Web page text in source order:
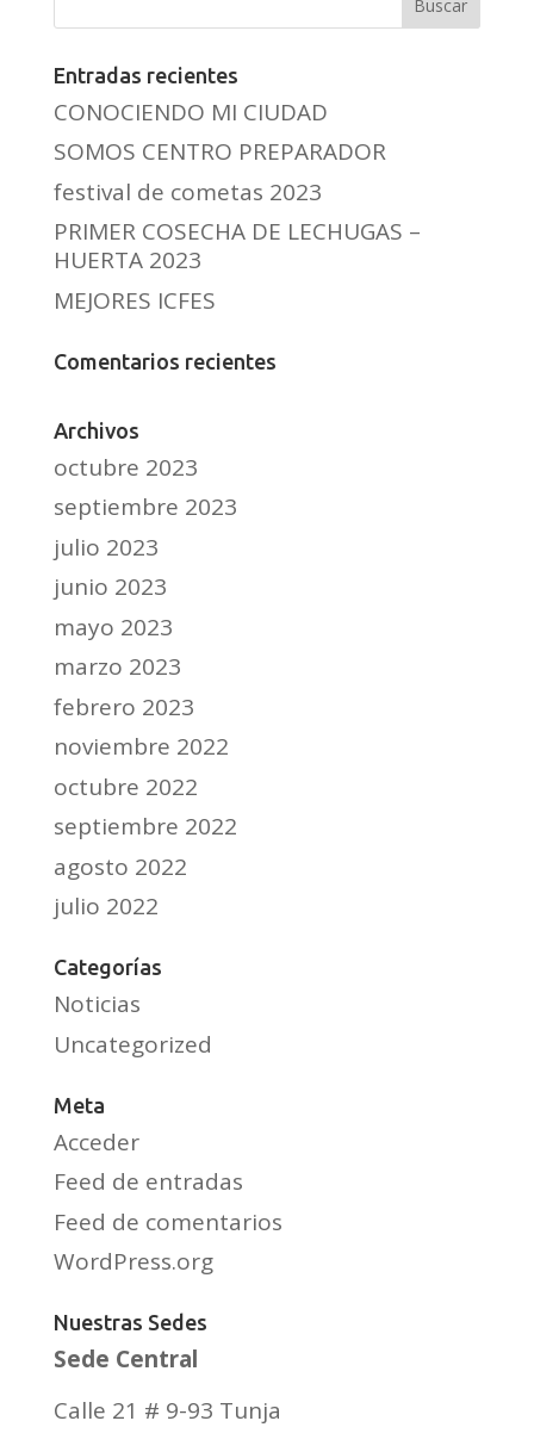
Entradas recientes
CONOCIENDO MI CIUDAD
SOMOS CENTRO PREPARADOR
festival de cometas 2023
PRIMER COSECHA DE LECHUGAS –
HUERTA 2023
MEJORES ICFES
Comentarios recientes
Archivos
octubre 2023
septiembre 2023
julio 2023
junio 2023
mayo 2023
marzo 2023
febrero 2023
noviembre 2022
octubre 2022
septiembre 2022
agosto 2022
julio 2022
Categorías
Noticias
Uncategorized
Meta
Acceder
Feed de entradas
Feed de comentarios
WordPress.org
Nuestras Sedes
Sede Central
Calle 21 # 9-93 Tunja